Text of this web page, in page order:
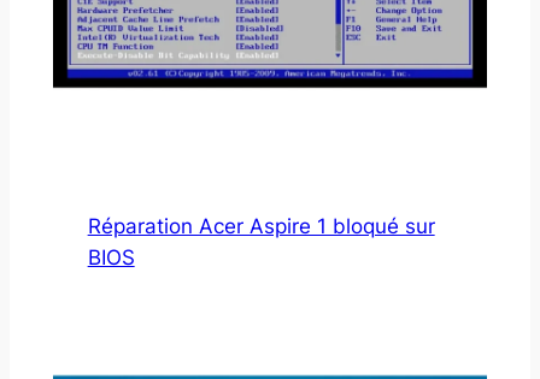
Réparation Acer Aspire 1 bloqué sur
BIOS